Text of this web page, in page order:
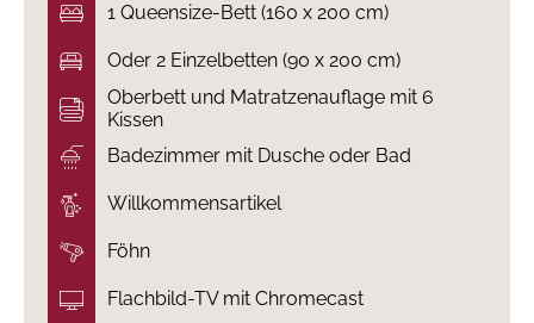
1 Queensize-Bett (160 x 200 cm)
Oder 2 Einzelbetten (90 x 200 cm)
Oberbett und Matratzenauflage mit 6
Kissen
Badezimmer mit Dusche oder Bad
Willkommensartikel
Föhn
Flachbild-TV mit Chromecast